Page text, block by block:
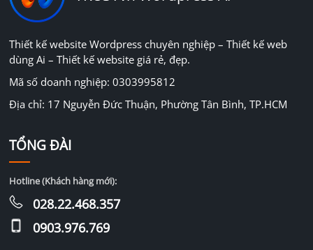
Thiết kế website Wordpress chuyên nghiệp – Thiết kế web
dùng Ai – Thiết kế website giá rẻ, đẹp.
Mã số doanh nghiệp: 0303995812
Địa chỉ: 17 Nguyễn Đức Thuận, Phường Tân Bình, TP.HCM
TỔNG ĐÀI
Hotline (Khách hàng mới):
028.22.468.357
0903.976.769